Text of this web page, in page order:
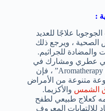
:
علاجًا للعديد
الصحية ، ويرجع ذلك
والمضادة للجراثيم.
عطري ومشارك في
تأليف كتاب “Aromatherapy for Health Professionals” ، فإن
متنوعة من الأمراض
الشمس والأكزيما.
كعلاج طبيعي لطفح
للالتهابات المعروف